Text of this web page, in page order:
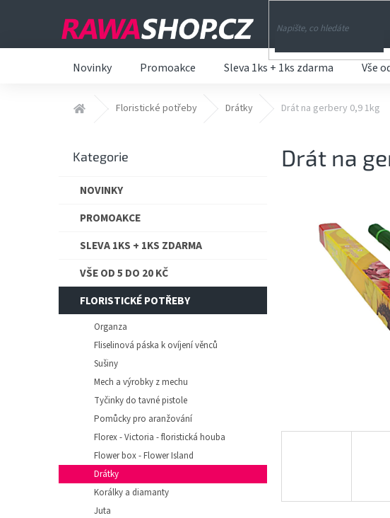
Novinky Promoakce Sleva 1ks + 1ks zdarma Vše
Domů Floristické potřeby Drátky Drát na gerbery 0,9 1kg
Přeskočit
Kategorie
NOVINKY
PROMOAKCE
SLEVA 1KS + 1KS ZDARMA
VŠE OD 5 DO 20 KČ
FLORISTICKÉ POTŘEBY
Organza
Fliselinová páska k ovíjení věnců
Sušiny
Mech a výrobky z mechu
Tyčinky do tavné pistole
Pomůcky pro aranžování
Florex - Victoria - floristická houba
Flower box - Flower Island
Drátky
Korálky a diamanty
Juta
Drát na